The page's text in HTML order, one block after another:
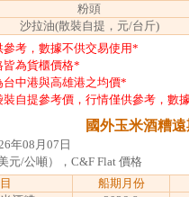
粉頭
沙拉油(散裝自提，元/台斤)
考，數據不供交易使用*
為貨櫃價格*
中港與高雄港之均價*
自提參考價，行情僅供參考，數
國外玉米酒糟
年08月07日
元/公噸），C&F Flat 價格
船期月份